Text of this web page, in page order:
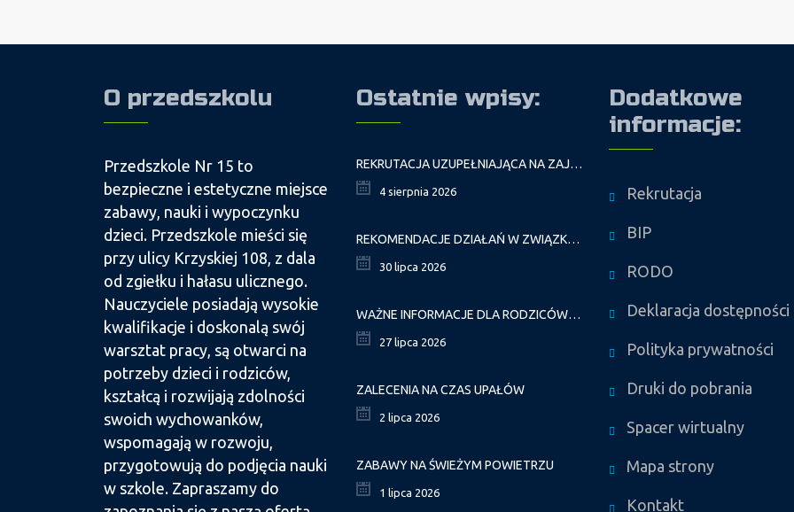
O przedszkolu
Przedszkole Nr 15 to
bezpieczne i estetyczne miejsce
zabawy, nauki i wypoczynku
dzieci. Przedszkole mieści się
przy ulicy Krzyskiej 108, z dala
od zgiełku i hałasu ulicznego.
Nauczyciele posiadają wysokie
kwalifikacje i doskonalą swój
warsztat pracy, są otwarci na
potrzeby dzieci i rodziców,
kształcą i rozwijają zdolności
swoich wychowanków,
wspomagają w rozwoju,
przygotowują do podjęcia nauki
w szkole. Zapraszamy do
Ostatnie wpisy:
REKRUTACJA UZUPEŁNIAJĄCA NA ZAJĘCIA PROWADZONE PRZEZ PAŁAC MŁODZIEŻY W ROKU SZKOLNYM 2026/2027
4 sierpnia 2026
REKOMENDACJE DZIAŁAŃ W ZWIĄZKU Z FALAMI UPAŁÓW
30 lipca 2026
WAŻNE INFORMACJE DLA RODZICÓW DZIECI NOWO PRZYJĘTYCH GR. I
27 lipca 2026
ZALECENIA NA CZAS UPAŁÓW
2 lipca 2026
ZABAWY NA ŚWIEŻYM POWIETRZU
1 lipca 2026
Dodatkowe
informacje:
Rekrutacja
BIP
RODO
Deklaracja dostępności
Polityka prywatności
Druki do pobrania
Spacer wirtualny
Mapa strony
Kontakt